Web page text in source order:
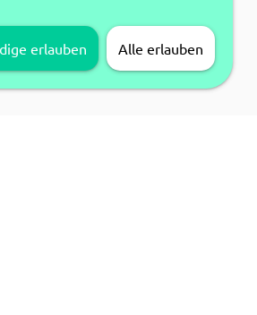
erlauben Alle erlauben